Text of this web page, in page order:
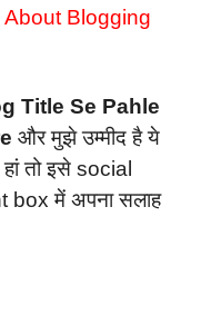
About Blogging
Title Se Pahle
और मुझे उम्मीद है ये
तो इसे social
में अपना सलाह